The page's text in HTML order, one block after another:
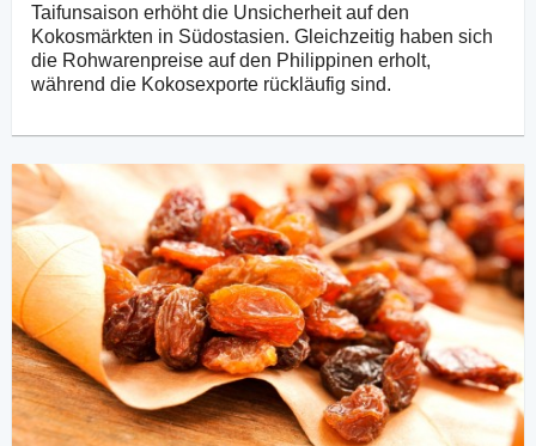
Taifunsaison erhöht die Unsicherheit auf den
Kokosmärkten in Südostasien. Gleichzeitig haben sich
die Rohwarenpreise auf den Philippinen erholt,
während die Kokosexporte rückläufig sind.